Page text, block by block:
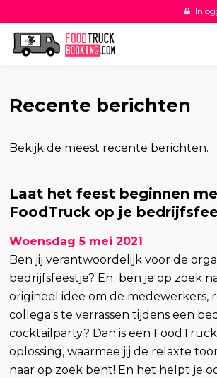
Recente berichten
Bekijk de meest recente berichten.
Laat het feest beginnen
FoodTruck op je
Woensdag 5 mei 2021
Ben jij verantwoordelijk voor de
bedrijfsfeestje? En ben je op zoek
origineel idee om de medewerkers,
collega's te verrassen tijdens een
cocktailparty? Dan is een
oplossing, waarmee jij de relaxte
naar op zoek bent! En het helpt je